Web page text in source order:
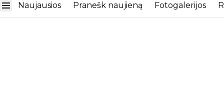
Naujausios Pranešk naujieną Fotogalerijos